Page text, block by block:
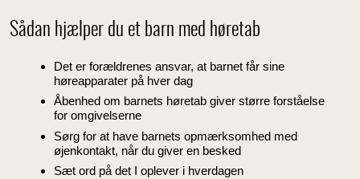
Sådan hjælper du et barn med høretab
Det er forældrenes ansvar, at barnet får sine
høreapparater på hver dag
Åbenhed om barnets høretab giver større forståelse
for omgivelserne
Sørg for at have barnets opmærksomhed med
øjenkontakt, når du giver en besked
Sæt ord på det I oplever i hverdagen